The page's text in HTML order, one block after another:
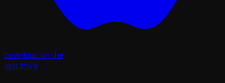
Download on the
App Store